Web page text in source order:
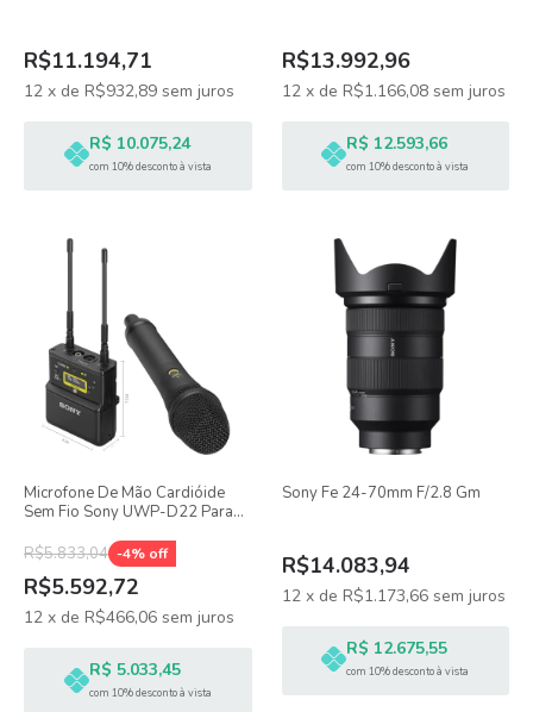
R$11.194,71
12 x de R$932,89 sem juros
R$ 10.075,24
com 10% desconto à vista
R$13.992,96
12 x de R$1.166,08 sem juros
R$ 12.593,66
com 10% desconto à vista
Microfone De Mão Cardióide
Sem Fio Sony UWP-D22 Para
R$5.833,04 -4% off
R$5.592,72
12 x de R$466,06 sem juros
R$ 5.033,45
com 10% desconto à vista
Sony Fe 24-70mm F/2.8 Gm
R$14.083,94
12 x de R$1.173,66 sem juros
R$ 12.675,55
com 10% desconto à vista